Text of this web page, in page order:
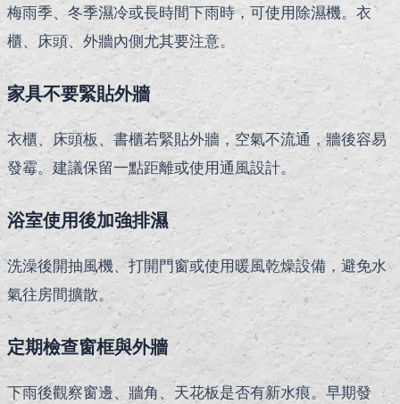
梅雨季、冬季濕冷或長時間下雨時，可使用除濕機。衣
櫃、床頭、外牆內側尤其要注意。
家具不要緊貼外牆
衣櫃、床頭板、書櫃若緊貼外牆，空氣不流通，牆後容易
發霉。建議保留一點距離或使用通風設計。
浴室使用後加強排濕
洗澡後開抽風機、打開門窗或使用暖風乾燥設備，避免水
氣往房間擴散。
定期檢查窗框與外牆
下雨後觀察窗邊、牆角、天花板是否有新水痕。早期發